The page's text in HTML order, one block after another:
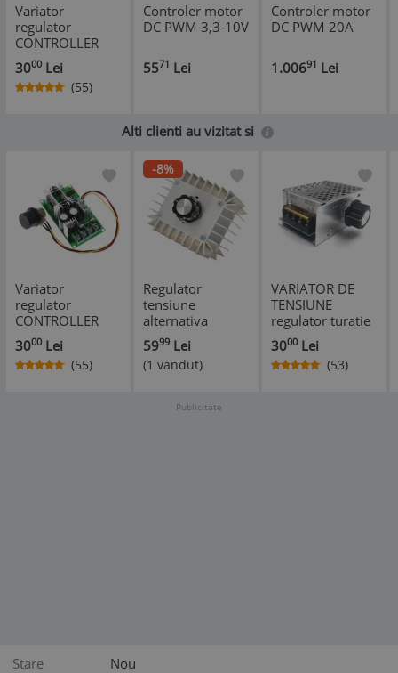
Variator
regulator
CONTROLLER
TURATIE motor
DC 12V 24V 60V
PWM curent
3000 Lei
(55)
Controler motor
DC PWM 3,3-10V
5571 Lei
Controler motor
DC PWM 20A
1.00691 Lei
Alti clienti au vizitat si
Variator
regulator
CONTROLLER
TURATIE motor
DC 12V 24V 60V
PWM curent
3000 Lei
(55)
-8%
Regulator
tensiune
alternativa
dimmer SCR
variator turatie 5
kw
5999 Lei
(1 vandut)
VARIATOR DE
TENSIUNE
regulator turatie
pentru motor
electric 220V AC
4000W pret
3000 Lei
(53)
Publicitate
Stare
Nou